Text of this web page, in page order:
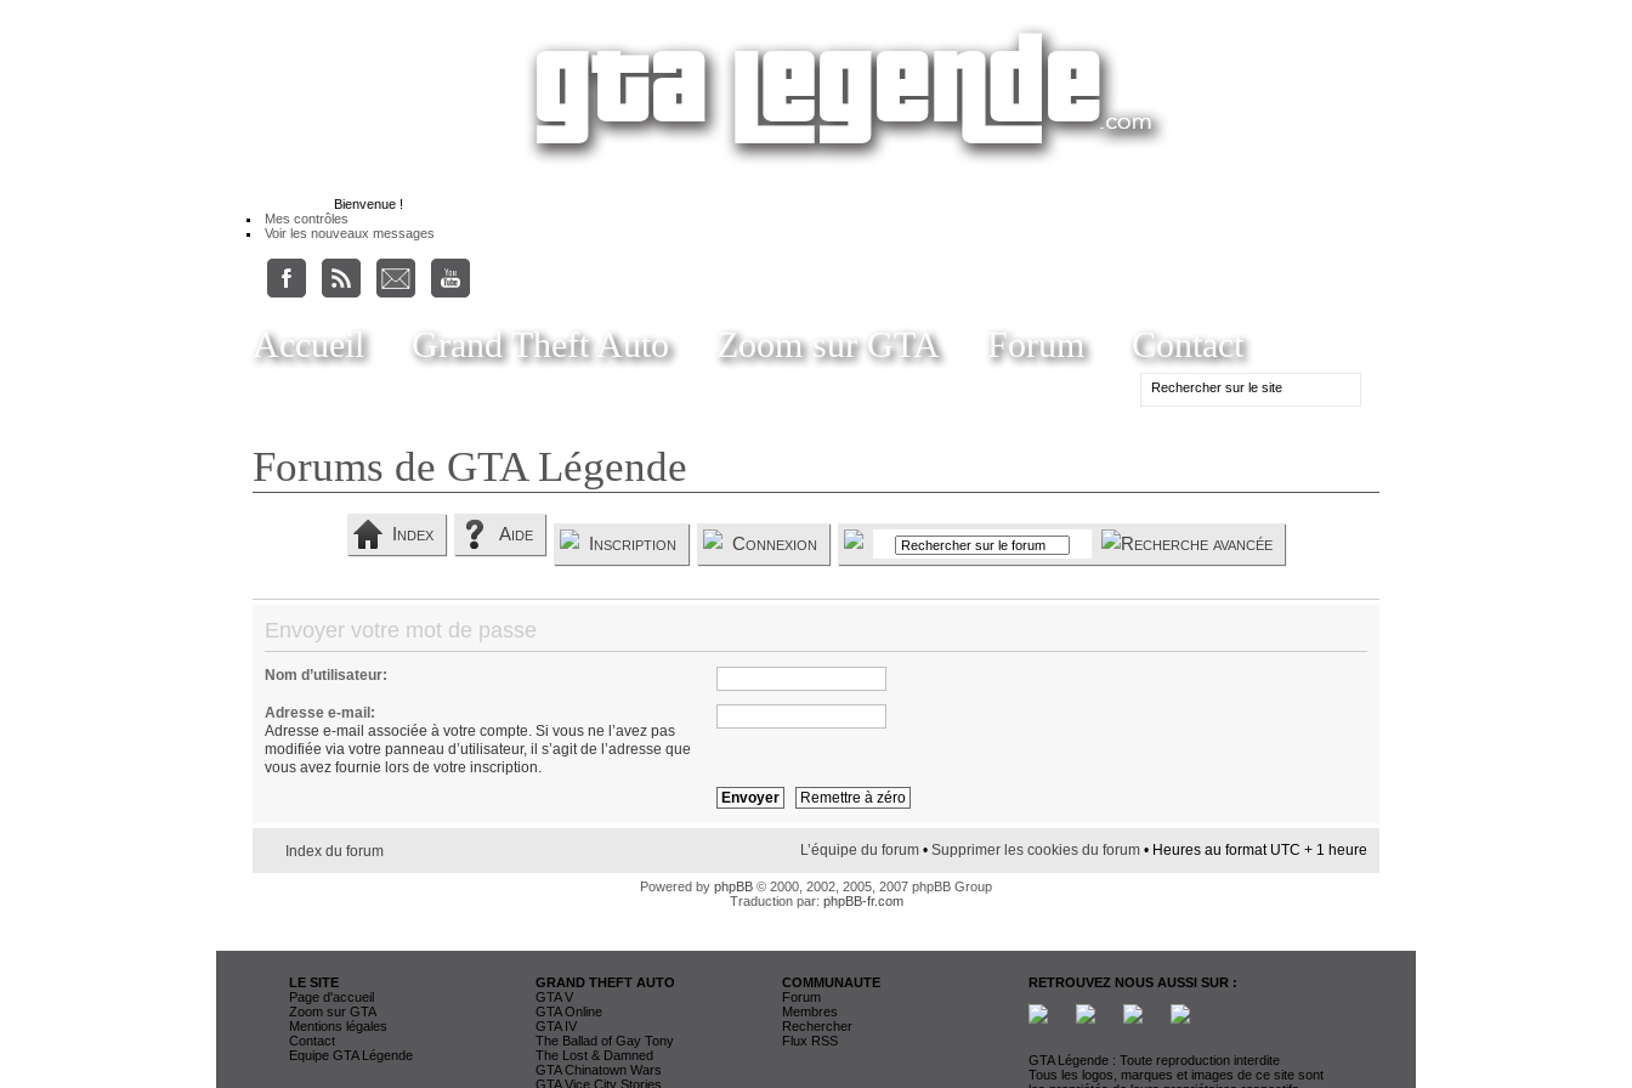
Bienvenue !
Mes contrôles
Voir les nouveaux messages
Accueil Grand Theft Auto Zoom sur GTA Forum Contact
Forums de GTA Légende
Index Aide Inscription Connexion
Envoyer votre mot de passe
Nom d’utilisateur:
Adresse e-mail:
Adresse e-mail associée à votre compte. Si vous ne l’avez pas
modifiée via votre panneau d’utilisateur, il s’agit de l’adresse que
vous avez fournie lors de votre inscription.
Index du forum L’équipe du forum • Supprimer les cookies du forum • Heures au format UTC + 1 heure
Powered by phpBB © 2000, 2002, 2005, 2007 phpBB Group
Traduction par: phpBB-fr.com
LE SITE
Page d'accueil
Zoom sur GTA
Mentions légales
Contact
Equipe GTA Légende
GRAND THEFT AUTO
GTA V
GTA Online
GTA IV
The Ballad of Gay Tony
The Lost & Damned
GTA Chinatown Wars
GTA Vice City Stories
COMMUNAUTE
Forum
Membres
Rechercher
Flux RSS
RETROUVEZ NOUS AUSSI SUR :
GTA Légende : Toute reproduction interdite
Tous les logos, marques et images de ce site sont